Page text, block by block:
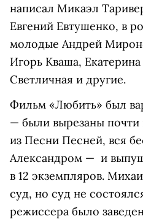
написал Микаэл
Евгений Евтушенко, в
молодые Андрей
Игорь Кваша,
Светличная и другие.
Фильм «Любить» был
— были вырезаны почти
из Песни Песней, вся
Александром — и
в 12 экземпляров.
суд, но суд не
режиссера было